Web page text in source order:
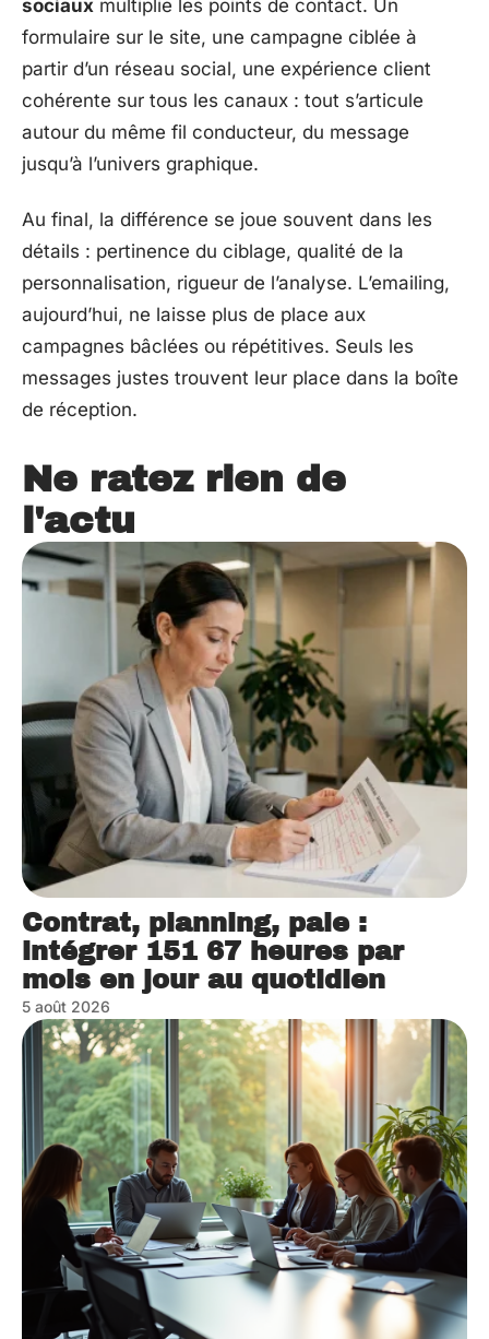
sociaux multiplie les points de contact. Un
formulaire sur le site, une campagne ciblée à
partir d’un réseau social, une expérience client
cohérente sur tous les canaux : tout s’articule
autour du même fil conducteur, du message
jusqu’à l’univers graphique.
Au final, la différence se joue souvent dans les
détails : pertinence du ciblage, qualité de la
personnalisation, rigueur de l’analyse. L’emailing,
aujourd’hui, ne laisse plus de place aux
campagnes bâclées ou répétitives. Seuls les
messages justes trouvent leur place dans la boîte
de réception.
Ne ratez rien de
l'actu
Contrat, planning, paie :
intégrer 151 67 heures par
mois en jour au quotidien
5 août 2026